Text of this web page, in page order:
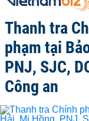
Thanh tra
phạm tại
PNJ, SJC,
Công an